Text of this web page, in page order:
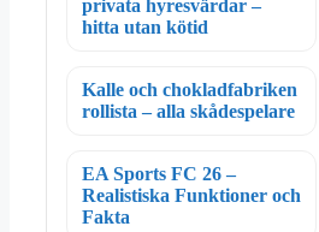
privata hyresvärdar –
hitta utan kötid
Kalle och chokladfabriken
rollista – alla skådespelare
EA Sports FC 26 –
Realistiska Funktioner och
Fakta